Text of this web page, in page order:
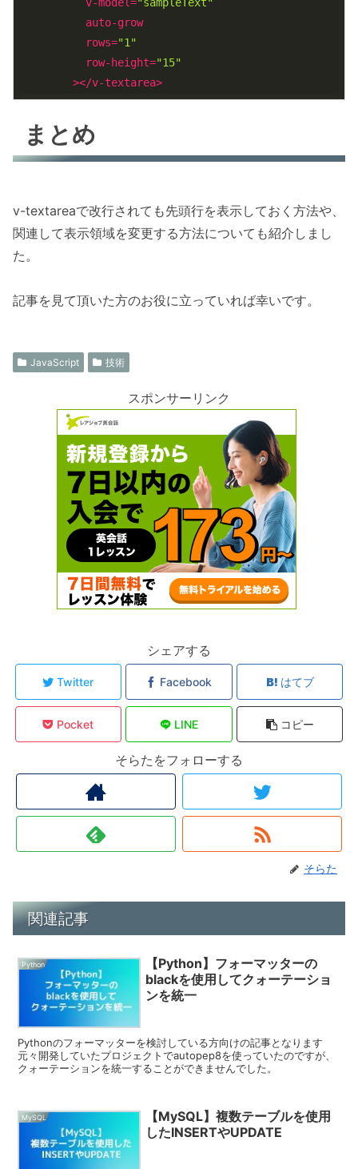
auto-grow
rows="1"
row-height="15"
        >
</v-textarea>
まとめ
v-textareaで改行されても先頭行を表示しておく方法や、
関連して表示領域を変更する方法についても紹介しまし
た。
記事を見て頂いた方のお役に立っていれば幸いです。
JavaScript 技術
スポンサーリンク
シェアする
Twitter Facebook はてブ
Pocket LINE コピー
そらたをフォローする
そらた
関連記事
Python
【Python】フォーマッターの
blackを使用してクォーテーショ
ンを統一
Pythonのフォーマッターを検討している方向けの記事となります
元々開発していたプロジェクトでautopep8を使っていたのですが、
クォーテーションを統一することができませんでした。
MySQL
【MySQL】複数テーブルを使用
したINSERTやUPDATE